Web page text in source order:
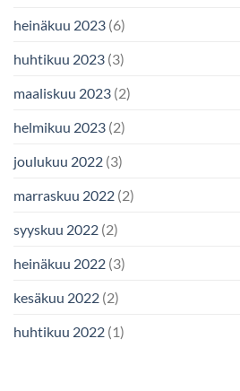
heinäkuu 2023 (6)
huhtikuu 2023 (3)
maaliskuu 2023 (2)
helmikuu 2023 (2)
joulukuu 2022 (3)
marraskuu 2022 (2)
syyskuu 2022 (2)
heinäkuu 2022 (3)
kesäkuu 2022 (2)
huhtikuu 2022 (1)